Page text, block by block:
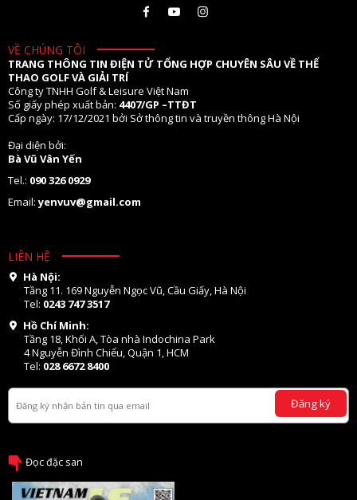
VỀ CHÚNG TÔI
TRANG THÔNG TIN ĐIỆN TỬ TỔNG HỢP CHUYÊN SÂU VỀ THỂ
THAO GOLF VÀ GIẢI TRÍ
Công ty TNHH Golf & Leisure Việt Nam
Số giấy phép xuất bản: 4407/GP –TTĐT
Cấp ngày: 17/12/2021 bởi Sở thông tin và truyền thông Hà Nội
Đại diện bởi:
Bà Vũ Vân Yến
Tel.: 090 326 0929
Email:yenvuv@gmail.com
LIÊN HỆ
Hà Nội:
Tầng 11. 169 Nguyễn Ngọc Vũ, Cầu Giấy, Hà Nội
Tel: 0243 747 3517
Hồ Chí Minh:
Tầng 18, Khối A, Tòa nhà Indochina Park
4 Nguyễn Đình Chiểu, Quận 1, HCM
Tel: 028 6672 8400
Đăng ký
Đọc đặc san